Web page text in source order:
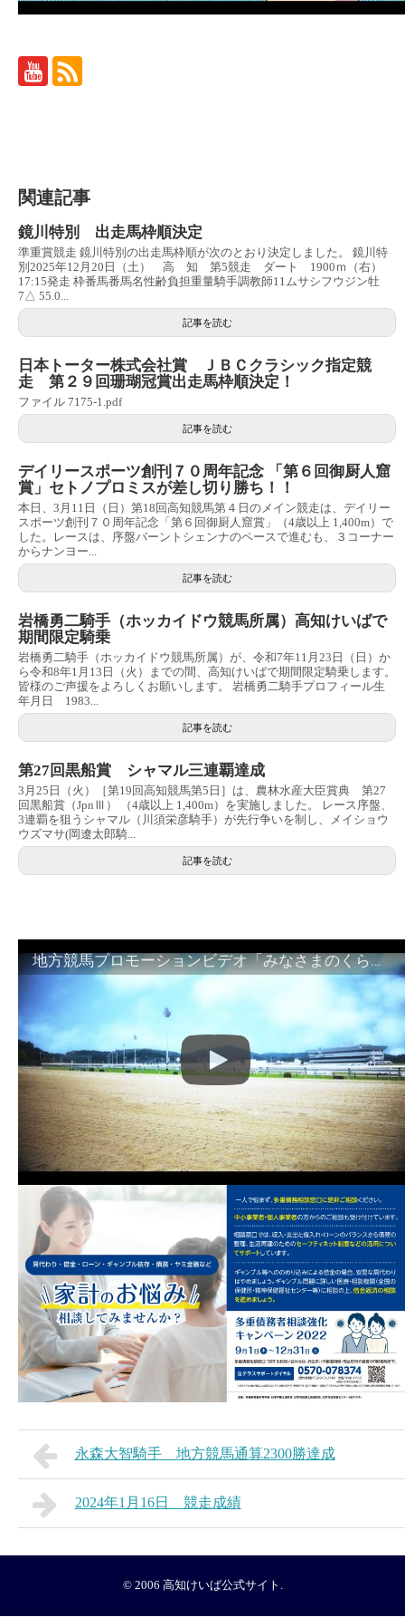
関連記事
鏡川特別 出走馬枠順決定
準重賞競走 鏡川特別の出走馬枠順が次のとおり決定しました。 鏡川特
別2025年12月20日（土） 高 知 第5競走 ダート 1900ｍ（右）
17:15発走 枠番馬番馬名性齢負担重量騎手調教師11ムサシフウジン牡
7△ 55.0...
記事を読む
日本トーター株式会社賞 ＪＢＣクラシック指定競
走 第２９回珊瑚冠賞出走馬枠順決定！
ファイル 7175-1.pdf
記事を読む
デイリースポーツ創刊７０周年記念 「第６回御厨人窟
賞」セトノプロミスが差し切り勝ち！！
本日、3月11日（日）第18回高知競馬第４日のメイン競走は、デイリー
スポーツ創刊７０周年記念「第６回御厨人窟賞」（4歳以上 1,400m）で
した。レースは、序盤バーントシェンナのペースで進むも、３コーナー
からナンヨー...
記事を読む
岩橋勇二騎手（ホッカイドウ競馬所属）高知けいばで
期間限定騎乗
岩橋勇二騎手（ホッカイドウ競馬所属）が、令和7年11月23日（日）か
ら令和8年1月13日（火）までの間、高知けいばで期間限定騎乗します。
皆様のご声援をよろしくお願いします。 岩橋勇二騎手プロフィール生
年月日 1983...
記事を読む
第27回黒船賞 シャマル三連覇達成
3月25日（火）［第19回高知競馬第5日］は、農林水産大臣賞典 第27
回黒船賞（JpnⅢ） （4歳以上 1,400m）を実施しました。 レース序盤、
3連覇を狙うシャマル（川須栄彦騎手）が先行争いを制し、メイショウ
ウズマサ(岡遼太郎騎...
記事を読む
地方競馬プロモーションビデオ「みなさまのくらしのために」30秒篇｜NAR公式
永森大智騎手 地方競馬通算2300勝達成
2024年1月16日 競走成績
© 2006 高知けいば公式サイト .